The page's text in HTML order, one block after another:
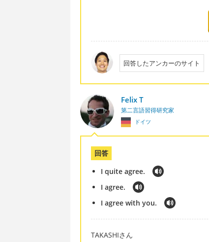
回答したアンカーのサイト
Felix T
第二言語習得研究家
ドイツ
回答
I quite agree.
I agree.
I agree with you.
TAKASHIさん